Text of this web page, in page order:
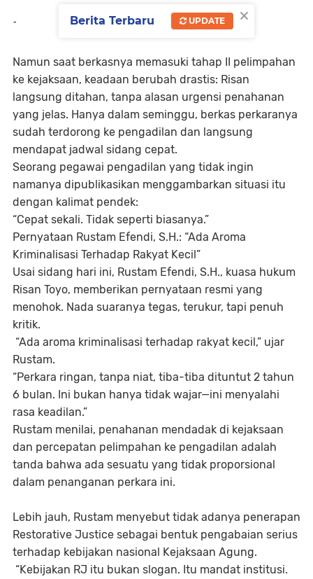
-
Namun saat berkasnya memasuki tahap II pelimpahan
ke kejaksaan, keadaan berubah drastis: Risan
langsung ditahan, tanpa alasan urgensi penahanan
yang jelas. Hanya dalam seminggu, berkas perkaranya
sudah terdorong ke pengadilan dan langsung
mendapat jadwal sidang cepat.
Seorang pegawai pengadilan yang tidak ingin
namanya dipublikasikan menggambarkan situasi itu
dengan kalimat pendek:
“Cepat sekali. Tidak seperti biasanya.”
Pernyataan Rustam Efendi, S.H.: “Ada Aroma
Kriminalisasi Terhadap Rakyat Kecil”
Usai sidang hari ini, Rustam Efendi, S.H., kuasa hukum
Risan Toyo, memberikan pernyataan resmi yang
menohok. Nada suaranya tegas, terukur, tapi penuh
kritik.
“Ada aroma kriminalisasi terhadap rakyat kecil,” ujar
Rustam.
“Perkara ringan, tanpa niat, tiba-tiba dituntut 2 tahun
6 bulan. Ini bukan hanya tidak wajar—ini menyalahi
rasa keadilan.”
Rustam menilai, penahanan mendadak di kejaksaan
dan percepatan pelimpahan ke pengadilan adalah
tanda bahwa ada sesuatu yang tidak proporsional
dalam penanganan perkara ini.
Lebih jauh, Rustam menyebut tidak adanya penerapan
Restorative Justice sebagai bentuk pengabaian serius
terhadap kebijakan nasional Kejaksaan Agung.
“Kebijakan RJ itu bukan slogan. Itu mandat institusi.
×
Berita Terbaru UPDATE